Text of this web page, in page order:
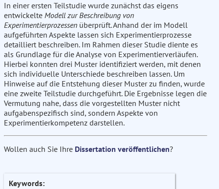
In einer ersten Teilstudie wurde zunächst das eigens
entwickelte Modell zur Beschreibung von
Experimentierprozessen überprüft. Anhand der im Modell
aufgeführten Aspekte lassen sich Experimentierprozesse
detailliert beschreiben. Im Rahmen dieser Studie diente es
als Grundlage für die Analyse von Experimentierverläufen.
Hierbei konnten drei Muster identifiziert werden, mit denen
sich individuelle Unterschiede beschreiben lassen. Um
Hinweise auf die Entstehung dieser Muster zu finden, wurde
eine zweite Teilstudie durchgeführt. Die Ergebnisse legen die
Vermutung nahe, dass die vorgestellten Muster nicht
aufgabenspezifisch sind, sondern Aspekte von
Experimentierkompetenz darstellen.
Wollen auch Sie Ihre Dissertation veröffentlichen?
Keywords: